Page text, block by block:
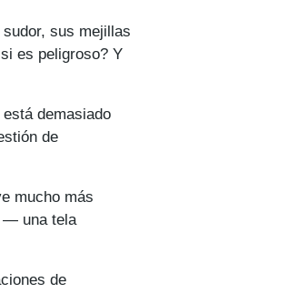
sus mejillas
es peligroso? Y
demasiado
de
mucho más
— una tela
de